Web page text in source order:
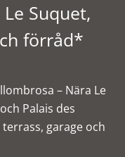
Suquet,
förråd*
– Nära Le
Palais des
garage och